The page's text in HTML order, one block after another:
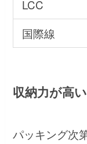
LCC
国際線
収納力が高い
パッキング次